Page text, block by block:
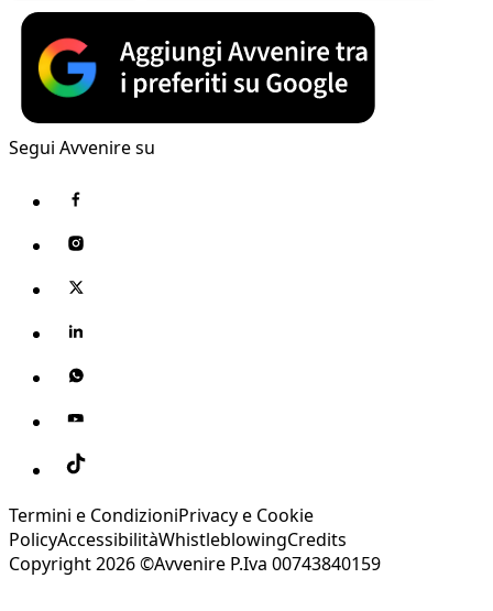
Segui Avvenire su
Termini e CondizioniPrivacy e Cookie
PolicyAccessibilitàWhistleblowingCredits
Copyright 2026 ©Avvenire P.Iva 00743840159